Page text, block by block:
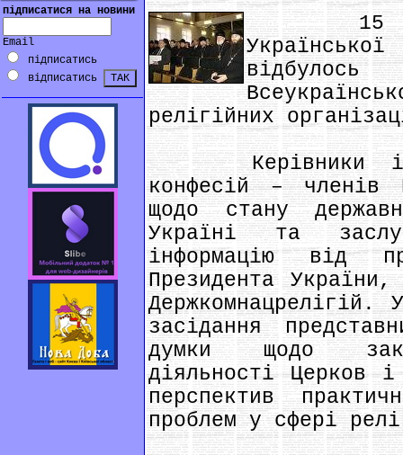
підписатися на новини
Email
підписатись
відписатись
15
релігійних
Керівники і
конфесій – членів
щодо стану
Україні та
інформацію від
Президента
Держкомнацрелігій.
засідання
думки щодо
діяльності Церков
перспектив
проблем у сфері